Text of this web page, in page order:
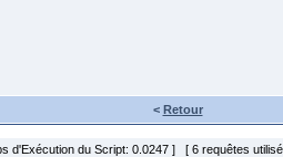
< Retour
d'Exécution du Script: 0.0247 ] [ 6 requêtes